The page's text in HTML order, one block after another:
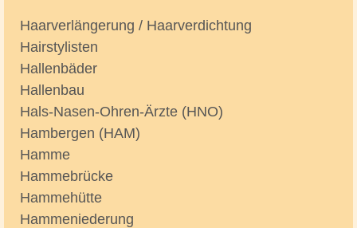
Haarverlängerung / Haarverdichtung
Hairstylisten
Hallenbäder
Hallenbau
Hals-Nasen-Ohren-Ärzte (HNO)
Hambergen (HAM)
Hamme
Hammebrücke
Hammehütte
Hammeniederung